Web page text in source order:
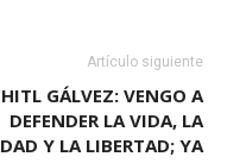
Artículo siguiente
GÁLVEZ: VENGO A
DEFENDER LA VIDA, LA
Y LA LIBERTAD; YA